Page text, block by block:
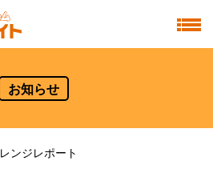
お知らせ
ンジレポート